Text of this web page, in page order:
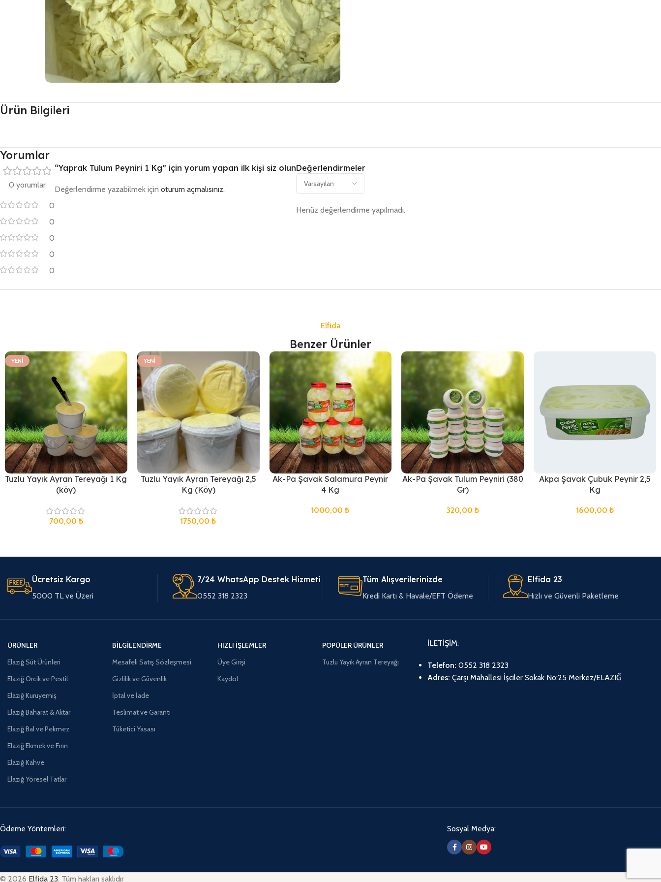
Ürün Bilgileri
Yorumlar
0 yorumlar
0
0
0
0
0
Değerlendirmeler
Henüz değerlendirme yapılmadı.
“Yaprak Tulum Peyniri 1 Kg” için yorum yapan ilk kişi siz olun
Değerlendirme yazabilmek için oturum açmalısınız.
Elfida
Benzer Ürünler
YENI
Tuzlu Yayık Ayran Tereyağı 1 Kg
(köy)
700,00 ₺
YENI
Tuzlu Yayık Ayran Tereyağı 2,5
Kg (Köy)
1750,00₺
Ak-Pa Şavak Salamura Peynir
4 Kg
1000,00₺
Ak-Pa Şavak Tulum Peyniri (380
Gr)
320,00₺
Akpa Şavak Çubuk Peynir 2,5
Kg
1600,00 ₺
Ücretsiz Kargo
5000 TL ve Üzeri
7/24 WhatsApp Destek Hizmeti
0552 318 2323
Tüm Alışverilerinizde
Kredi Kartı & Havale/EFT Ödeme
Elfida 23
Hızlı ve Güvenli Paketleme
ÜRÜNLER
Elazığ Süt Ürünleri
Elazığ Orcik ve Pestil
Elazığ Kuruyemiş
Elazığ Baharat & Aktar
Elazığ Bal ve Pekmez
Elazığ Ekmek ve Fırın
Elazığ Kahve
Elazığ Yöresel Tatlar
BILGILENDIRME
Mesafeli Satış Sözleşmesi
Gizlilik ve Güvenlik
İptal ve İade
Teslimat ve Garanti
Tüketici Yasası
HIZLI İŞLEMLER
Üye Girişi
Kaydol
POPÜLER ÜRÜNLER
Tuzlu Yayık Ayran Tereyağı
İLETİŞİM:
Telefon: 0552 318 2323
Adres: Çarşı Mahallesi İşciler Sokak No:25 Merkez/ELAZIĞ
Ödeme Yöntemleri: Sosyal Medya:
© 2026 Elfida 23. Tüm hakları saklıdır